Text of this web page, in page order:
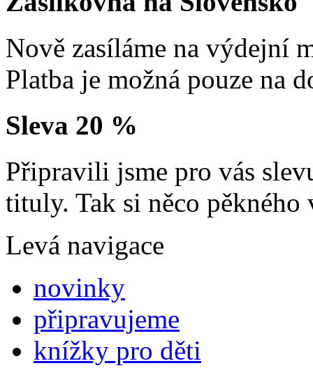
Nově zasíláme na výdejní
Platba je možná pouze na
Sleva 20 %
Připravili jsme pro vás
tituly. Tak si něco pěkného
Levá navigace
novinky
připravujeme
knížky pro děti